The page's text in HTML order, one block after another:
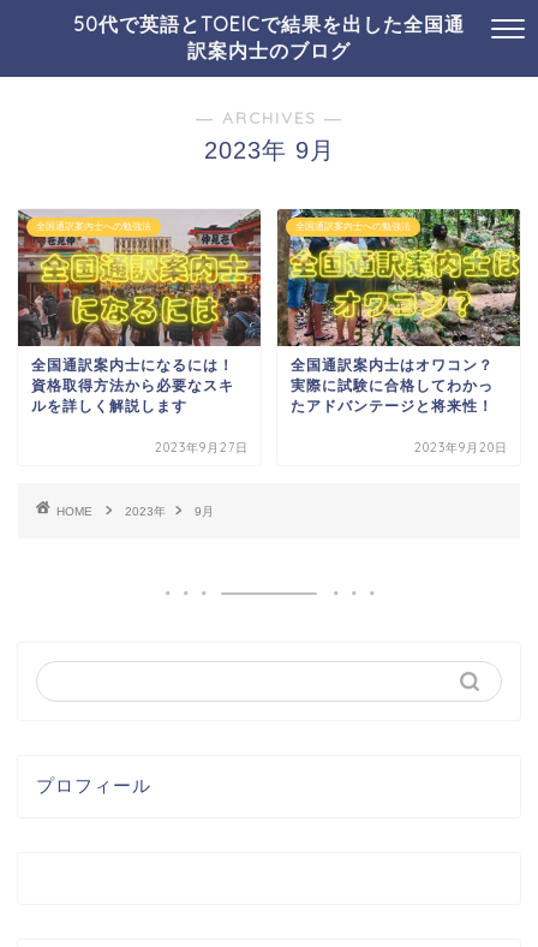
50代で英語とTOEICで結果を出した全国通
訳案内士のブログ
― ARCHIVES ―
2023年 9月
全国通訳案内士への勉強法
全国通訳案内士になるには！
資格取得方法から必要なスキ
ルを詳しく解説します
2023年9月27日
全国通訳案内士への勉強法
全国通訳案内士はオワコン？
実際に試験に合格してわかっ
たアドバンテージと将来性！
2023年9月20日
HOME 2023年 9月
プロフィール